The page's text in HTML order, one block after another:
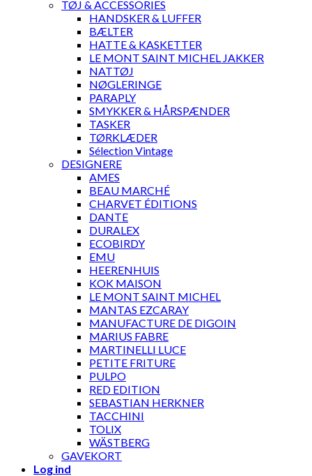
TØJ & ACCESSORIES
HANDSKER & LUFFER
BÆLTER
HATTE & KASKETTER
LE MONT SAINT MICHEL JAKKER
NATTØJ
NØGLERINGE
PARAPLY
SMYKKER & HÅRSPÆNDER
TASKER
TØRKLÆDER
Sélection Vintage
DESIGNERE
AMES
BEAU MARCHÉ
CHARVET ÉDITIONS
DANTE
DURALEX
ECOBIRDY
EMU
HEERENHUIS
KOK MAISON
LE MONT SAINT MICHEL
MANTAS EZCARAY
MANUFACTURE DE DIGOIN
MARIUS FABRE
MARTINELLI LUCE
PETITE FRITURE
PULPO
RED EDITION
SEBASTIAN HERKNER
TACCHINI
TOLIX
WÄSTBERG
GAVEKORT
Log ind